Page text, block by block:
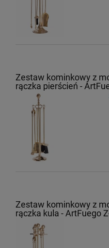
Zestaw kominkowy z
rączka pierścień -
Zestaw kominkowy z
rączka kula - ArtFuego